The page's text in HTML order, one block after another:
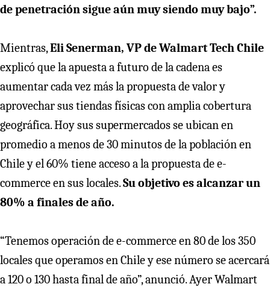
de penetración sigue aún muy siendo muy bajo”.
Mientras,Eli Senerman, VP de Walmart Tech Chile
explicó que la apuesta a futuro de la cadena es
aumentar cada vez más la propuesta de valor y
aprovechar sus tiendas físicas con amplia cobertura
geográfica. Hoy sus supermercados se ubican en
promedio a menos de 30 minutos de la población en
Chile y el 60% tiene acceso a la propuesta de e-
commerce en sus locales.Su objetivo es alcanzar un
80% a finales de año.
“Tenemos operación de e-commerce en 80 de los 350
locales que operamos en Chile y ese número se acercará
a 120 o 130 hasta final de año”, anunció. Ayer Walmart